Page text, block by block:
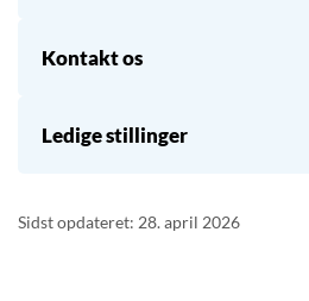
Kontakt os
Ledige stillinger
Sidst opdateret: 28. april 2026